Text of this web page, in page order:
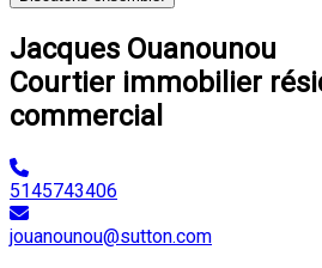
Jacques Ouanounou
Courtier immobilier
commercial
5145743406
jouanounou@sutton.com